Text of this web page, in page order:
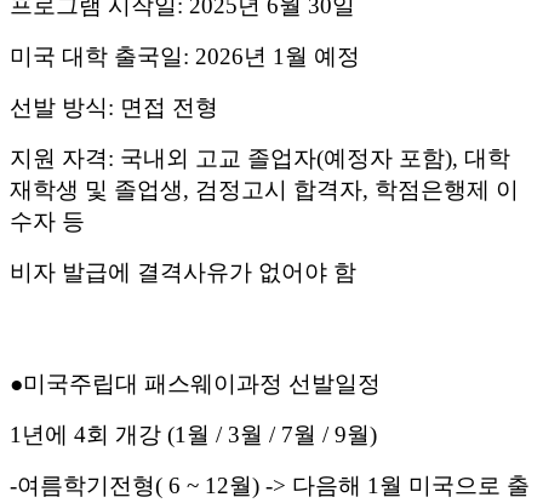
프로그램 시작일: 2025년 6월 30일
미국 대학 출국일: 2026년 1 월 예정
선발 방식: 면접 전형
지원 자격: 국내외 고교 졸업자(예정자 포함), 대학
재학생 및 졸업생, 검정고시 합격자, 학점은행제 이
수자 등
비자 발급에 결격사유가 없어야 함
●미국주립대 패스웨이과정 선발일정
1 년에 4회 개강 (1 월 / 3월 / 7월 / 9월)
-여름학기전형( 6 ~ 12월) -> 다음해 1 월 미국으로 출